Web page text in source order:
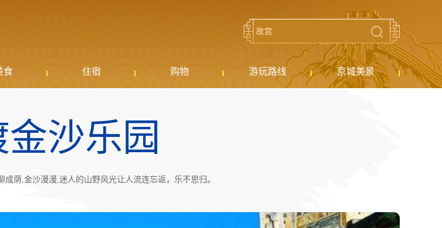
食 住宿 购物 游玩路线 京城美景
沙乐园
荫,金沙漫漫,迷人的山野风光让人流连忘返，乐不思归。